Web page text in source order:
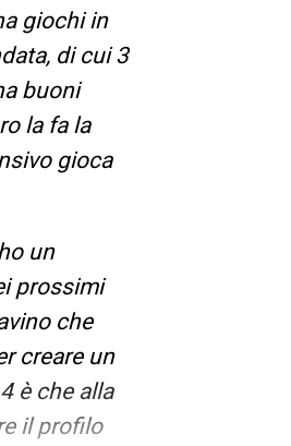
giochi in
di cui 3
buoni
la fa la
gioca
un
prossimi
che
creare un
è che alla
il profilo